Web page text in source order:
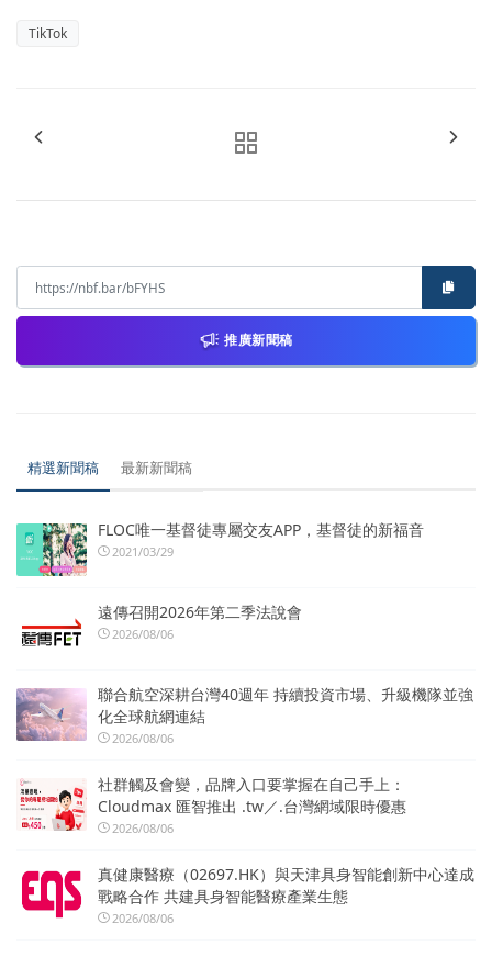
TikTok
推廣新聞稿
精選新聞稿 最新新聞稿
FLOC唯一基督徒專屬交友APP，基督徒的新福音
2021/03/29
遠傳召開2026年第二季法說會
2026/08/06
聯合航空深耕台灣40週年 持續投資市場、升級機隊並強
化全球航網連結
2026/08/06
社群觸及會變，品牌入口要掌握在自己手上：
Cloudmax 匯智推出 .tw／.台灣網域限時優惠
2026/08/06
真健康醫療（02697.HK）與天津具身智能創新中心達成
戰略合作 共建具身智能醫療產業生態
2026/08/06